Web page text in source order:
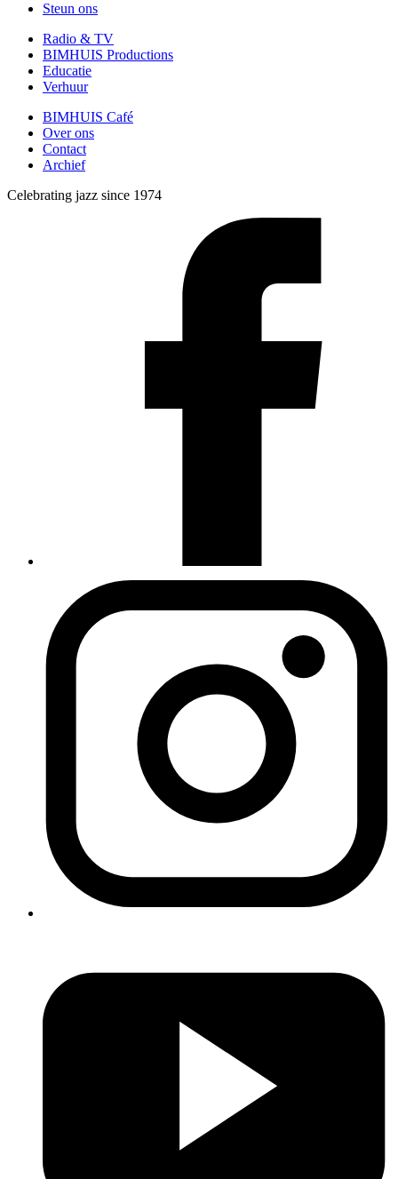
Steun ons
Radio & TV
BIMHUIS Productions
Educatie
Verhuur
BIMHUIS Café
Over ons
Contact
Archief
Celebrating jazz since 1974